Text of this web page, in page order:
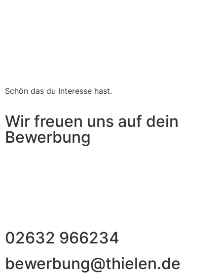
Schön das du Interesse hast.
Wir freuen uns auf dein
Bewerbung
02632 966234
bewerbung@thielen.de